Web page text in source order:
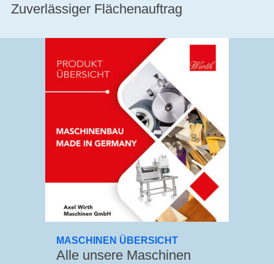
Zuverlässiger Flächenauftrag
MASCHINEN ÜBERSICHT
Alle unsere Maschinen